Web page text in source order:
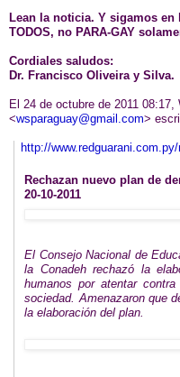
Lean la noticia. Y sigamos en
TODOS, no PARA-GAY
Cordiales saludos:
Dr. Francisco Oliveira y Silva.
El 24 de octubre de 2011 08:17,
<wsparaguay@gmail.com>
http://www.redguarani.com.py/
Rechazan nuevo plan de
20-10-2011
El Consejo Nacional de
la Conadeh rechazó la
humanos por atentar
sociedad. Amenazaron que
la elaboración del plan.